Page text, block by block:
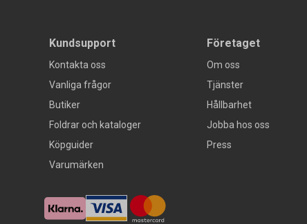
Kundsupport
Kontakta oss
Vanliga frågor
Butiker
Foldrar och kataloger
Köpguider
Varumärken
Företaget
Om oss
Tjänster
Hållbarhet
Jobba hos oss
Press